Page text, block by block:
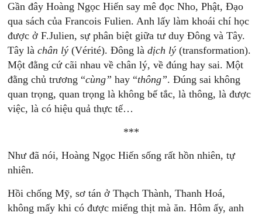
Gần đây Hoàng Ngọc Hiến say mê đọc Nho, Phật, Đạo
qua sách của Francois Fulien. Anh lấy làm khoái chí học
được ở F.Julien, sự phân biệt giữa tư duy Đông và Tây.
Tây làchân lý (Vérité). Đông làdịch lý (transformation).
Một đằng cứ cãi nhau về chân lý, về đúng hay sai. Một
đằng chủ trương “cùng” hay “thông”. Đúng sai không
quan trọng, quan trọng là không bế tắc, là thông, là được
việc, là có hiệu quả thực tế…
***
Như đã nói, Hoàng Ngọc Hiến sống rất hồn nhiên, tự
nhiên.
Hồi chống Mỹ, sơ tán ở Thạch Thành, Thanh Hoá,
không mấy khi có được miếng thịt mà ăn. Hôm ấy, anh